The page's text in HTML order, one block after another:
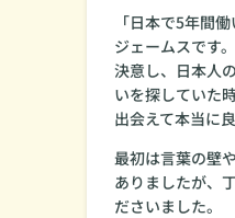
「日本で5年間
ジェームスです
決意し、日本人
いを探していた
出会えて本当に
最初は言葉の壁
ありましたが、
ださいました。